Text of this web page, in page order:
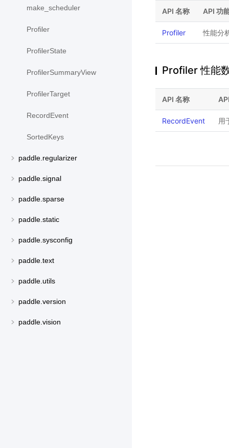
make_scheduler
Profiler
ProfilerState
ProfilerSummaryView
ProfilerTarget
RecordEvent
SortedKeys
paddle.regularizer
paddle.signal
paddle.sparse
paddle.static
paddle.sysconfig
paddle.text
paddle.utils
paddle.version
paddle.vision
API 名称 API 功
Profiler 性能分
Profiler 性能
API 名称
RecordEvent 用